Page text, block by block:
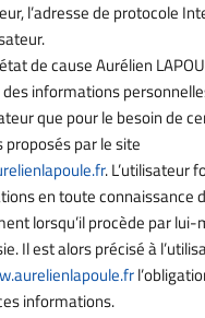
l’adresse de protocole
de cause Aurélien
informations
que pour le besoin de
proposés par le site
. L’utilisateur
en toute connaissance
lorsqu’il procède par lui-
Il est alors précisé à
informations.